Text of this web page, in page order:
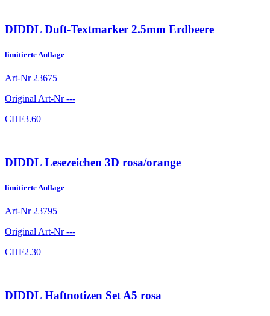
DIDDL Duft-Textmarker 2.5mm Erdbeere
limitierte Auflage
Art-Nr 23675
Original Art-Nr---
CHF3.60
DIDDL Lesezeichen 3D rosa/orange
limitierte Auflage
Art-Nr 23795
Original Art-Nr---
CHF2.30
DIDDL Haftnotizen Set A5 rosa